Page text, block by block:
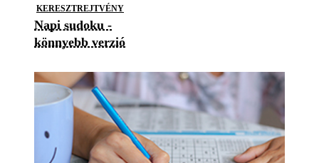
KERESZTREJTVÉNY
Napi sudoku -
könnyebb verzió